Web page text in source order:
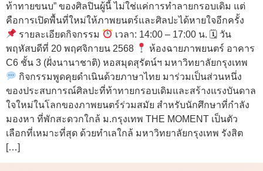
ท้าทายขนบ” ของศิลปินผู้นี้ ไม่ใช่แค่การทำลายกรอบเดิม แต่
คือการเปิดพื้นที่ใหม่ให้ภาพยนตร์และศิลปะได้หายใจอีกครั้ง
รายละเอียดกิจกรรม
เวลา: 14:00 – 17:00 น. 🗓 วัน
พฤหัสบดีที่ 20 พฤศจิกายน 2568
ห้องฉายภาพยนตร์ อาคาร
C6 ชั้น 3 (ฝั่งนานาชาติ) หอสมุดสุรัตน์ฯ มหาวิทยาลัยกรุงเทพ
กิจกรรมพูดคุยดำเนินด้วยภาษาไทย มาร่วมเป็นส่วนหนึ่ง
ของประสบการณ์ศิลปะที่ท้าทายกรอบเดิมและสร้างแรงบันดาล
ใจใหม่ในโลกของภาพยนตร์ร่วมสมัย สำหรับนักศึกษาที่กำลัง
มองหา ที่พักสะดวกใกล้ ม.กรุงเทพ THE MOMENT เป็นตัว
เลือกที่เหมาะที่สุด ด้วยทำเลใกล้ มหาวิทยาลัยกรุงเทพ รังสิต
[…]